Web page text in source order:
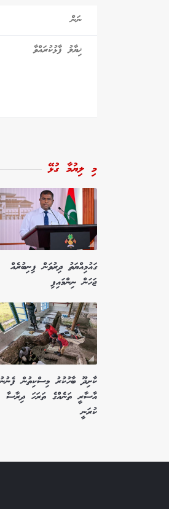
މި ލިޔުމާ ގުޅޭ
ގައުމިއްޔަތު ދިރުވަން ފިނިބުރެއް
ޖަހަން ނިންމައިފި
ކާށިދޫ ބާހުކުރު މިސްކިތުން ފެނުނު
އާސާރީ ތަނެއްގެ ތަރަހަ ދިރާސާ
ކުރަނީ